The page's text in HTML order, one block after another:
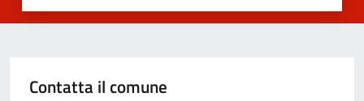
Contatta il comune